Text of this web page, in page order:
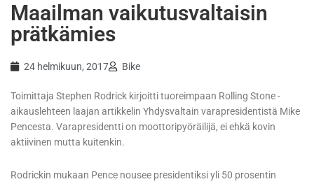
Maailman vaikutusvaltaisin
prätkämies
24 helmikuun, 2017 Bike
Toimittaja Stephen Rodrick kirjoitti tuoreimpaan Rolling Stone -
aikauslehteen laajan artikkelin Yhdysvaltain varapresidentistä Mike
Pencesta. Varapresidentti on moottoripyöräilijä, ei ehkä kovin
aktiivinen mutta kuitenkin.
Rodrickin mukaan Pence nousee presidentiksi yli 50 prosentin